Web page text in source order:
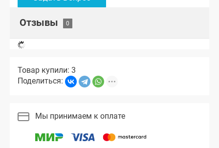
Отзывы
Товар купили: 3
Поделиться:
Мы принимаем к оплате